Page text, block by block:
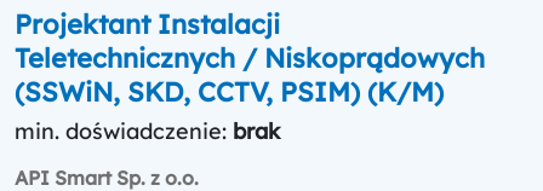
Projektant Instalacji
Teletechnicznych / Niskoprądowych
(SSWiN, SKD, CCTV, PSIM) (K/M)
min. doświadczenie: brak
API Smart Sp. z o.o.